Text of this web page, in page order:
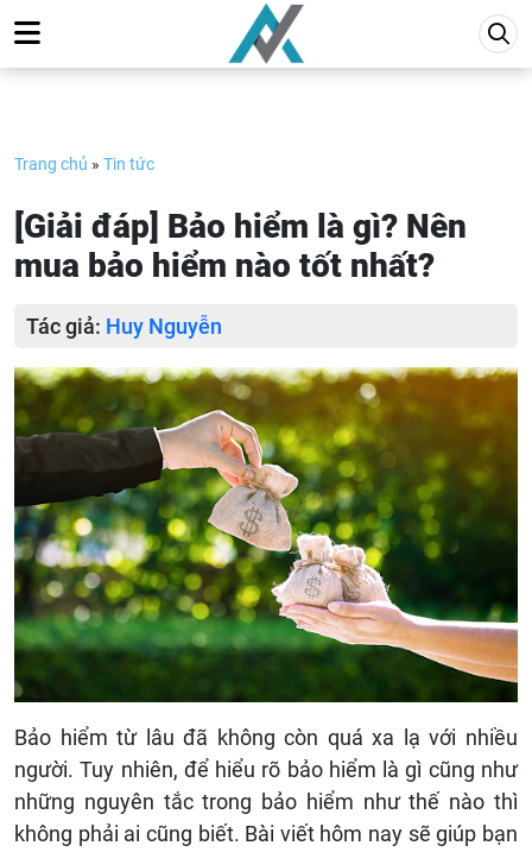
to
content
Trang chủ » Tin tức
[Giải đáp] Bảo hiểm là gì? Nên
mua bảo hiểm nào tốt nhất?
Tác giả: Huy Nguyễn
Bảo hiểm từ lâu đã không còn quá xa lạ với nhiều
người. Tuy nhiên, để hiểu rõ bảo hiểm là gì cũng như
những nguyên tắc trong bảo hiểm như thế nào thì
không phải ai cũng biết. Bài viết hôm nay sẽ giúp bạn